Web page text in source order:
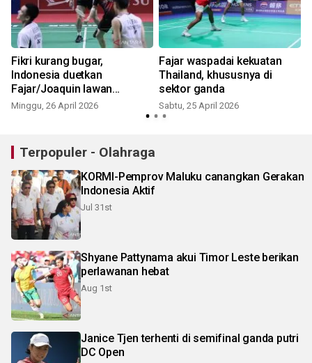
Fikri kurang bugar,
Indonesia duetkan
Fajar/Joaquin lawan
Thailand
Minggu, 26 April 2026
Fajar waspadai kekuatan
Thailand, khususnya di
sektor ganda
Sabtu, 25 April 2026
Terpopuler - Olahraga
KORMI-Pemprov Maluku canangkan Gerakan
Indonesia Aktif
Jul 31st
Shyane Pattynama akui Timor Leste berikan
perlawanan hebat
Aug 1st
Janice Tjen terhenti di semifinal ganda putri
DC Open